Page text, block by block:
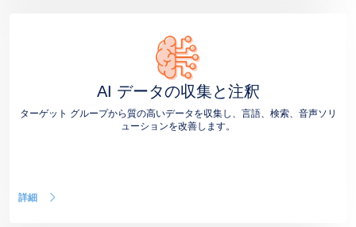
AI データの収集と注釈
ターゲット グループから質の高いデータを収集し、言語、検索、音声ソリ
ューションを改善します。
詳細